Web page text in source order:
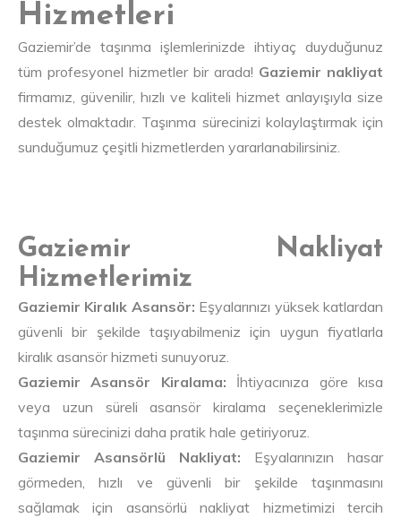
Hizmetleri
Gaziemir’de taşınma işlemlerinizde ihtiyaç duyduğunuz
tüm profesyonel hizmetler bir arada! Gaziemir nakliyat
firmamız, güvenilir, hızlı ve kaliteli hizmet anlayışıyla size
destek olmaktadır. Taşınma sürecinizi kolaylaştırmak için
sunduğumuz çeşitli hizmetlerden yararlanabilirsiniz.
Gaziemir Nakliyat
Hizmetlerimiz
Gaziemir Kiralık Asansör: Eşyalarınızı yüksek katlardan
güvenli bir şekilde taşıyabilmeniz için uygun fiyatlarla
kiralık asansör hizmeti sunuyoruz.
Gaziemir Asansör Kiralama: İhtiyacınıza göre kısa
veya uzun süreli asansör kiralama seçeneklerimizle
taşınma sürecinizi daha pratik hale getiriyoruz.
Gaziemir Asansörlü Nakliyat: Eşyalarınızın hasar
görmeden, hızlı ve güvenli bir şekilde taşınmasını
sağlamak için asansörlü nakliyat hizmetimizi tercih